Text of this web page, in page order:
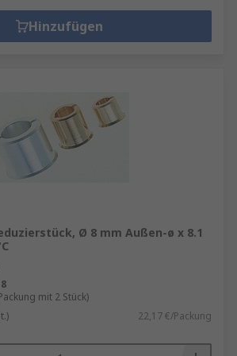
essenziell, um präzise
Bewegungen zu erzeugen.
für die Übertragung von
auf verschiedene Werkzeuge
: In Windkraftanlagen
auf Generatoren
Elektrizität zu erzeugen.
Schifffahrt
die mechanische
die Steuerung und
Propellern, Turbinen und
Komponenten.
Hinzufügen
Ø 8 mm Außen-ø x 8.1
mit 2 Stück)
22,17 €/Packung